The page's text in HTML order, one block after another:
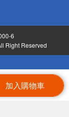
加入購物車
6
Right Reserved